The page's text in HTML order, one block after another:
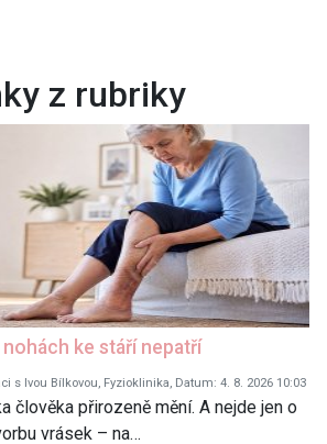
z rubriky
ke stáří nepatří
s Ivou Bílkovou, Fyzioklinika, Datum: 4. 8. 2026 10:03
člověka přirozeně mění. A nejde jen o
vrásek – na…